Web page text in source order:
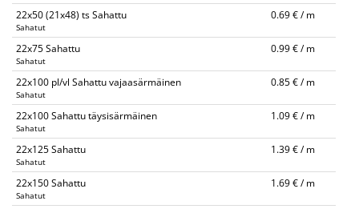
22x50 (21x48) ts Sahattu
Sahatut
0.69 € / m
22x75 Sahattu
Sahatut
0.99 € / m
22x100 pl/vl Sahattu vajaasärmäinen
Sahatut
0.85 € / m
22x100 Sahattu täysisärmäinen
Sahatut
1.09 € / m
22x125 Sahattu
Sahatut
1.39 € / m
22x150 Sahattu
Sahatut
1.69 € / m